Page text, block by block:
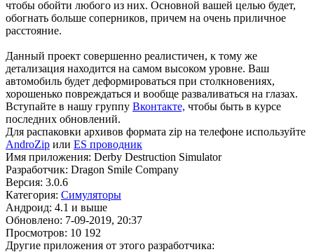
чтобы обойти любого из них. Основной вашей целью будет,
обогнать больше соперников, причем на очень приличное
расстояние.
Данный проект совершенно реалистичен, к тому же
детализация находится на самом высоком уровне. Ваш
автомобиль будет деформироваться при столкновениях,
хорошенько повреждаться и вообще разваливаться на глазах.
Вступайте в нашу группу Вконтакте, чтобы быть в курсе
последних обновлений.
Для распаковки архивов формата zip на телефоне используйте
AndroZip или ES проводник
Имя приложения: Derby Destruction Simulator
Разработчик: Dragon Smile Company
Версия: 3.0.6
Категория: Симуляторы
Андроид: 4.1 и выше
Обновлено: 7-09-2019, 20:37
Просмотров: 10 192
Другие приложения от этого разработчика: